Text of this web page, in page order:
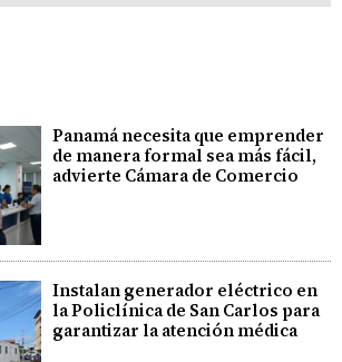
Panamá necesita que emprender
de manera formal sea más fácil,
advierte Cámara de Comercio
Instalan generador eléctrico en
la Policlínica de San Carlos para
garantizar la atención médica